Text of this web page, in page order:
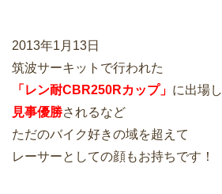
2013年1月13日
筑波サーキットで行われた
「レン耐CBR250Rカップ」 に出場し
見事優勝されるなど
ただのバイク好きの域を超えて
レーサーとしての顔もお持ちです！